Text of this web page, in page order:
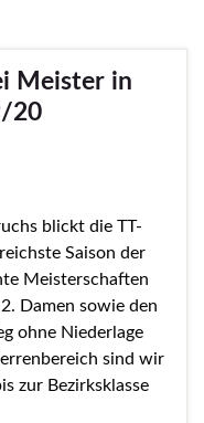
Meister in
20
blickt die TT-
Saison der
Meisterschaften
Damen sowie den
ohne Niederlage
sind wir
zur Bezirksklasse